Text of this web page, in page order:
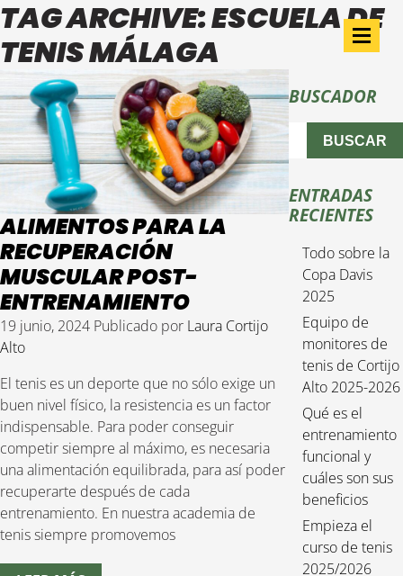
TAG ARCHIVE: ESCUELA DE
TENIS MÁLAGA
ALIMENTOS PARA LA
RECUPERACIÓN
MUSCULAR POST-
ENTRENAMIENTO
19 junio, 2024 Publicado por Laura Cortijo
Alto
El tenis es un deporte que no sólo exige un
buen nivel físico, la resistencia es un factor
indispensable. Para poder conseguir
competir siempre al máximo, es necesaria
una alimentación equilibrada, para así poder
recuperarte después de cada
entrenamiento. En nuestra academia de
tenis siempre promovemos
BUSCADOR
BUSCAR
ENTRADAS
RECIENTES
Todo sobre la
Copa Davis
2025
Equipo de
monitores de
tenis de Cortijo
Alto 2025-2026
Qué es el
entrenamiento
funcional y
cuáles son sus
beneficios
Empieza el
curso de tenis
2025/2026